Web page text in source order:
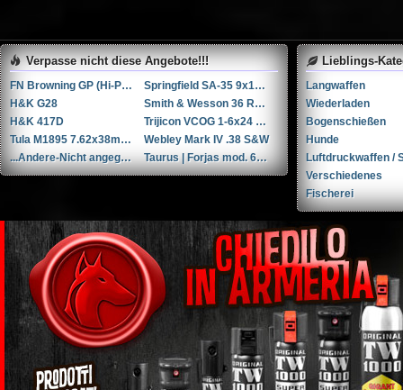
Verpasse nicht diese Angebote!!!
FN Browning GP (Hi-Power / GP35)
Springfield SA-35 9x19mm Parabellum/Luger/NATO
H&K G28
Smith & Wesson 36 RB .38 Spl.
H&K 417D
Trijicon VCOG 1-6x24 LED-Zielfernrohr mit Absehen für .223 Remington / 77 gr.
Tula M1895 7.62x38mmR / 7.62x38mm Nagant
Webley Mark IV .38 S&W
...Andere-Nicht angegeben W+F Raketenpistole 1917/1934 kal. 34mm ...Andere/Nicht angegeben
Taurus | Forjas mod. 66 6'' .357 Magnum / 9x31mmR /.353 Casull
Lieblings-
Langwaffen
Wiederladen
Bogenschießen
Hunde
Luftdruckwaffen /
Verschiedenes
Fischerei